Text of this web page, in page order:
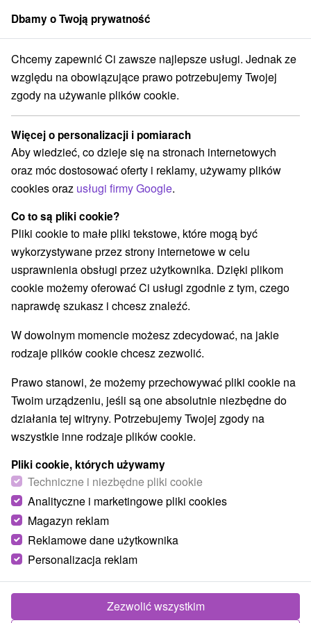
członek grupySorger
Kolejki w Tatrach
Kolejki w Tatrach
Tatry Wysokie |Filmy o Tatrach |Książki o Tatrach|Galeria
zdjęć
Ośrodki narciarskie | Kolejka linowa w Tatrach |
Baseny - parki wodne
Transport w Tatrach Miasta i wsie
turystyka |Odwiedzenie zasady|jaskinia
Fauna|flora|Restauracje
wysokie Tatry
Tatry Wysokie
zbudowane są z trzech ewidencyjnej
gruntów i Pleso, Stary Smokowiec i Tatrzańska Łomnica.
Poszczególne osiedla są lift ośrodki górskie Tatry, jako że
może być używany w swoich zajęć rekreacyjnych w
Tatrach.
Pleso
Plesowśród najwyższej położonej Tatrzańskiego
rozliczenia. Od Szczyrbskiego jeździ wyciągu
krzesełkowego na Solisko, który kursuje codziennie w
czasie 8:30 do 15:30. Stacja górna na 1,814 metrów nad
poziomem morza, może być osiągnięte w 6,7 minuty,
elewacja 430.60 metrów. W pobliżu górnej stacji jest chata
Solisko, który jest jednym z najmłodszych alpejskiego
schroniska w Tatrach.
Dbamy o Twoją prywatność
Chcemy zapewnić Ci zawsze najlepsze usługi. Jednak ze
względu na obowiązujące prawo potrzebujemy Twojej
zgody na używanie plików cookie.
Więcej o personalizacji i pomiarach
Aby wiedzieć, co dzieje się na stronach internetowych
oraz móc dostosować oferty i reklamy, używamy plików
cookies oraz usługi firmy Google.
Co to są pliki cookie?
Pliki cookie to małe pliki tekstowe, które mogą być
wykorzystywane przez strony internetowe w celu
usprawnienia obsługi przez użytkownika. Dzięki plikom
cookie możemy oferować Ci usługi zgodnie z tym, czego
naprawdę szukasz i chcesz znaleźć.
W dowolnym momencie możesz zdecydować, na jakie
rodzaje plików cookie chcesz zezwolić.
Prawo stanowi, że możemy przechowywać pliki cookie na
Twoim urządzeniu, jeśli są one absolutnie niezbędne do
działania tej witryny. Potrzebujemy Twojej zgody na
wszystkie inne rodzaje plików cookie.
Pliki cookie, których używamy
Techniczne i niezbędne pliki cookie
Analityczne i marketingowe pliki cookies
Magazyn reklam
Reklamowe dane użytkownika
Personalizacja reklam
Zezwolić wszystkim